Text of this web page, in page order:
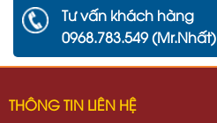
Tư vấn khách hàng
0968.783.549 (Mr.Nhất)
THÔNG TIN LIÊN HỆ